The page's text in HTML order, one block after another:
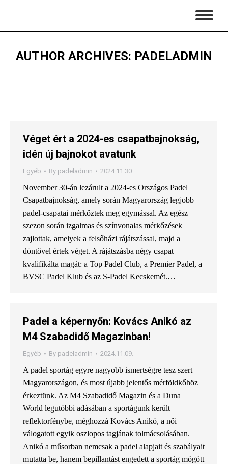
AUTHOR ARCHIVES: PADELADMIN
Véget ért a 2024-es csapatbajnokság,
idén új bajnokot avatunk
Egyéb By padeladmin 2024.11.30.
November 30-án lezárult a 2024-es Országos Padel
Csapatbajnokság, amely során Magyarország legjobb
padel-csapatai mérkőztek meg egymással. Az egész
szezon során izgalmas és színvonalas mérkőzések
zajlottak, amelyek a felsőházi rájátszással, majd a
döntővel értek véget. A rájátszásba négy csapat
kvalifikálta magát: a Top Padel Club, a Premier Padel, a
BVSC Padel Klub és az S-Padel Kecskemét.…
Padel a képernyőn: Kovács Anikó az
M4 Szabadidő Magazinban!
Egyéb By padeladmin 2024.11.09.
A padel sportág egyre nagyobb ismertségre tesz szert
Magyarországon, és most újabb jelentős mérföldkőhöz
érkeztünk. Az M4 Szabadidő Magazin és a Duna
World legutóbbi adásában a sportágunk került
reflektorfénybe, méghozzá Kovács Anikó, a női
válogatott egyik oszlopos tagjának tolmácsolásában.
Anikó a műsorban nemcsak a padel alapjait és szabályait
mutatta be, hanem bepillantást engedett a sportág mögött